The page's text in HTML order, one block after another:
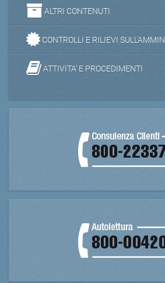
ALTRI CONTENUTI
CONTROLLI E RILIEVI
ATTIVITA' E PROCEDIMENTI